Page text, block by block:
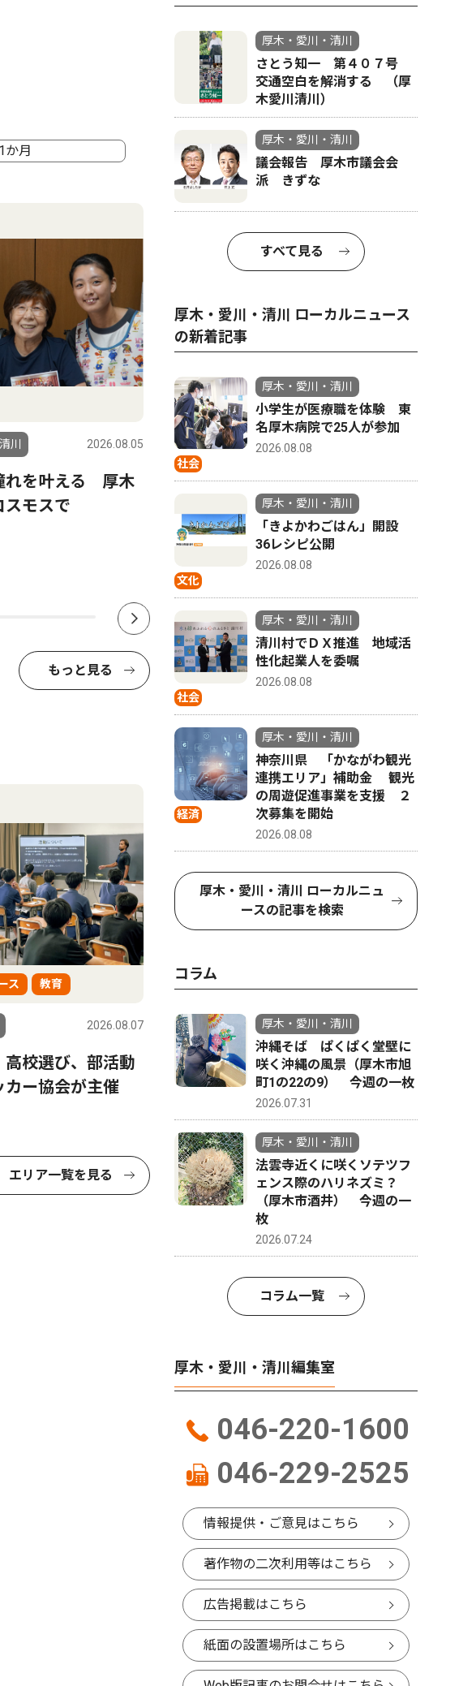
1か月
川 2026.08.05
れを叶える 厚木
スモスで
4
文化
厚木・愛川・清川
真夏の夜ジャズを満喫 厚木
公園で8月20・21日
皮はパリ
もっと見る
ス 教育
2026.08.07
校選び、部活動
ー協会が主催
エリア一覧を見る
厚木・愛川・清川
さとう知一 第４０７号
交通空白を解消する （厚
木愛川清川）
厚木・愛川・清川
議会報告 厚木市議会会
派 きずな
すべて見る
厚木・愛川・清川 ローカルニュース
の新着記事
社会
厚木・愛川・清川
小学生が医療職を体験 東
名厚木病院で25人が参加
2026.08.08
文化
厚木・愛川・清川
「きよかわごはん」開設
36レシピ公開
2026.08.08
社会
厚木・愛川・清川
清川村でＤＸ推進 地域活
性化起業人を委嘱
2026.08.08
経済
厚木・愛川・清川
神奈川県 「かながわ観光
連携エリア」補助金 観光
の周遊促進事業を支援 ２
次募集を開始
2026.08.08
厚木・愛川・清川 ローカルニュ
ースの記事を検索
コラム
厚木・愛川・清川
沖縄そば ぱくぱく堂壁に
咲く沖縄の風景（厚木市旭
町1の22の9） 今週の一枚
2026.07.31
厚木・愛川・清川
法雲寺近くに咲くソテツフ
ェンス際のハリネズミ？
（厚木市酒井） 今週の一
枚
2026.07.24
コラム一覧
厚木・愛川・清川編集室
046-220-1600
046-229-2525
情報提供・ご意見はこちら
著作物の二次利用等はこちら
広告掲載はこちら
紙面の設置場所はこちら